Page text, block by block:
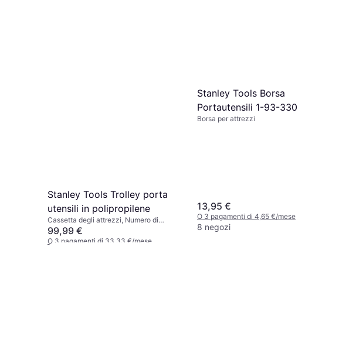
Stanley Tools Trolley porta
utensili in polipropilene
Cassetta degli attrezzi, Numero di
cassetti: 3
99,99 €
O 3 pagamenti di 33,33 €/mese
Stanley Tools Borsa
Portautensili 1-93-330
Borsa per attrezzi
13,95 €
O 3 pagamenti di 4,65 €/mese
8 negozi